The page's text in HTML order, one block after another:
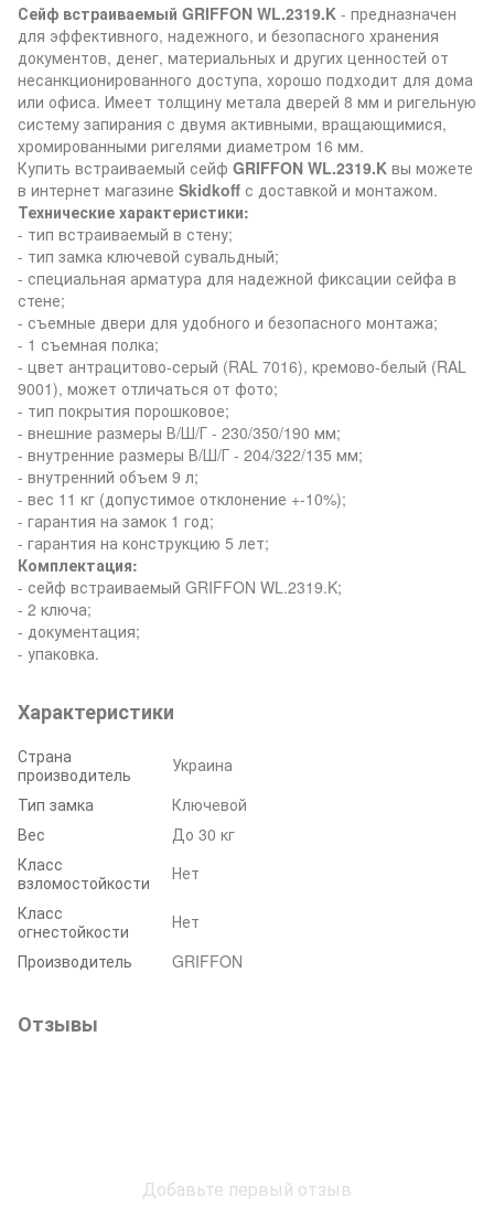
Сейф встраиваемый GRIFFON WL.2319.K - предназначен
для эффективного, надежного, и безопасного хранения
документов, денег, материальных и других ценностей от
несанкционированного доступа, хорошо подходит для дома
или офиса. Имеет толщину метала дверей 8 мм и ригельную
систему запирания с двумя активными, вращающимися,
хромированными ригелями диаметром 16 мм.
Купить встраиваемый сейф GRIFFON WL.2319.K вы можете
в интернет магазине Skidkoff с доставкой и монтажом.
Технические характеристики:
- тип встраиваемый в стену;
- тип замка ключевой сувальдный;
- специальная арматура для надежной фиксации сейфа в
стене;
- съемные двери для удобного и безопасного монтажа;
- 1 съемная полка;
- цвет антрацитово-серый (RAL 7016), кремово-белый (RAL
9001), может отличаться от фото;
- тип покрытия порошковое;
- внешние размеры В/Ш/Г - 230/350/190 мм;
- внутренние размеры В/Ш/Г - 204/322/135 мм;
- внутренний объем 9 л;
- вес 11 кг (допустимое отклонение +-10%);
- гарантия на замок 1 год;
- гарантия на конструкцию 5 лет;
Комплектация:
- сейф встраиваемый GRIFFON WL.2319.K;
- 2 ключа;
- документация;
- упаковка.
Характеристики
Страна
производитель
Украина
Тип замка
Ключевой
Вес
До 30 кг
Класс
взломостойкости
Нет
Класс
огнестойкости
Нет
Производитель
GRIFFON
Отзывы
Добавьте первый отзыв